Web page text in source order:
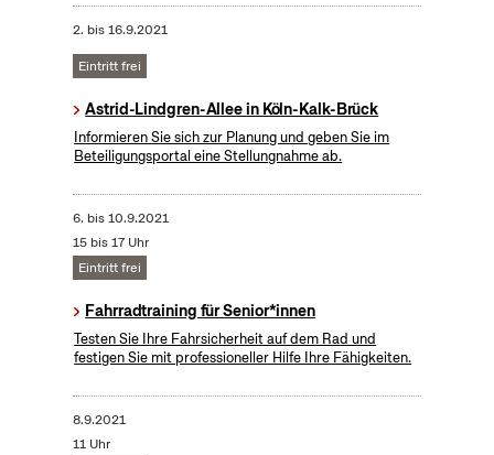
2. bis16.9.2021
Eintritt frei
Astrid-Lindgren-Allee in Köln-Kalk-Brück
Informieren Sie sich zur Planung und geben Sie im
Beteiligungsportal eine Stellungnahme ab.
6. bis10.9.2021
15 bis 17 Uhr
Eintritt frei
Fahrradtraining für Senior*innen
Testen Sie Ihre Fahrsicherheit auf dem Rad und
festigen Sie mit professioneller Hilfe Ihre Fähigkeiten.
8.9.2021
11 Uhr